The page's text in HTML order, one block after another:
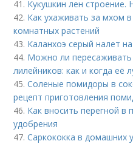
41. Кукушкин лен
42. Как ухаживать за мхом
комнатных растений
43. Каланхоэ серый налет
44. Можно ли пересаживать
лилейников: как и когда её
45.Соленые помидоры в
рецепт приготовления
46. Как вносить перегной в
удобрения
47.Саркококка в домашних